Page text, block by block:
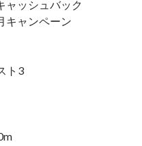
ャッシュバック
キャンペーン
ト3